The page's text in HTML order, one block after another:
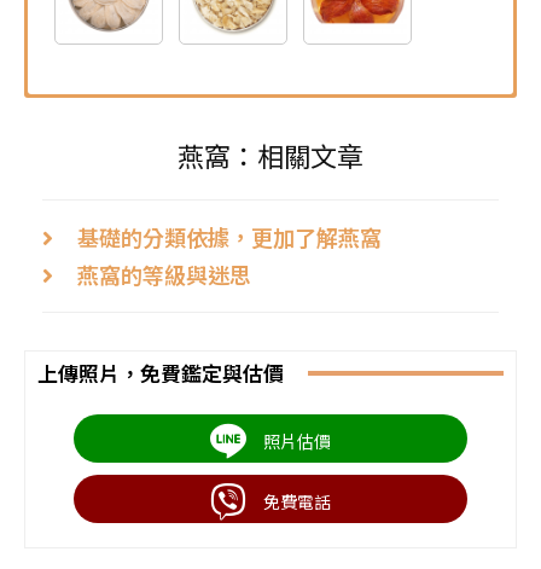
燕窩：相關文章
基礎的分類依據，更加了解燕窩
燕窩的等級與迷思
上傳照片，免費鑑定與估價
照片估價
免費電話